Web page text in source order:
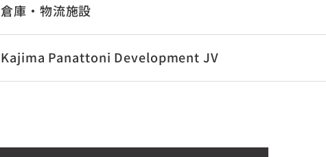
倉庫・物流施設
Kajima Panattoni Development JV